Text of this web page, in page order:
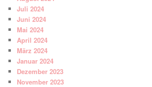
Juli 2024
Juni 2024
Mai 2024
April 2024
März 2024
Januar 2024
Dezember 2023
November 2023